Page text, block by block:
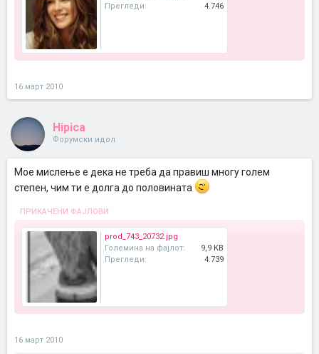
Прегледи:
4.746
16 март 2010
Hipica
Форумски идол
Мое мислење е дека не треба да правиш многу голем
степен, чим ти е долга до половината
ПРИКАЧЕНИ ФАЈЛОВИ:
prod_743_20732.jpg
Големина на фајлот:
9,9 KB
Прегледи:
4.739
16 март 2010